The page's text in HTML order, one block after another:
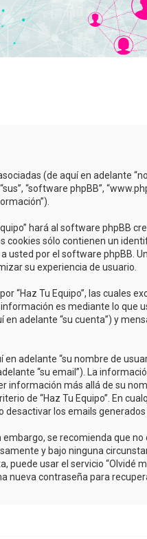
(de aquí en adelante
“software phpBB”,
hará al software phpBB
sólo contienen un
por el software phpBB.
su experiencia de usuario.
“Haz Tu Equipo”, las cuales
es mediante lo que
en adelante “su cuenta”) y
adelante “su nombre de
“su email”). La
más allá de su
de “Haz Tu Equipo”. En
los emails
se recomienda que
y bajo ninguna
usar el servicio “Olvidé
nueva contraseña para